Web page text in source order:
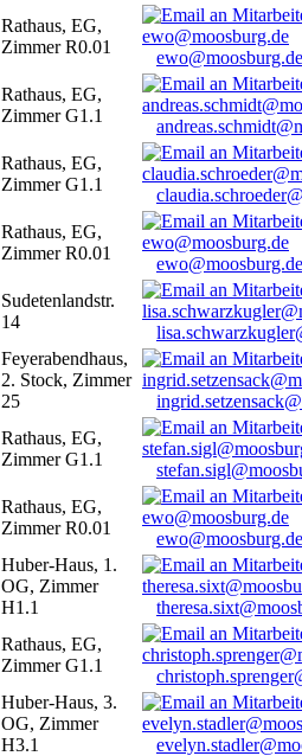
Rathaus, EG,
Zimmer R0.01
ewo@moosburg.de
Rathaus, EG,
Zimmer G1.1
Rathaus, EG,
Zimmer G1.1
Rathaus, EG,
Zimmer R0.01
ewo@moosburg.de
Sudetenlandstr.
14
Feyerabendhaus,
2. Stock, Zimmer
25
Rathaus, EG,
Zimmer G1.1
Rathaus, EG,
Zimmer R0.01
ewo@moosburg.de
Huber-Haus, 1.
OG, Zimmer
H1.1
Rathaus, EG,
Zimmer G1.1
Huber-Haus, 3.
OG, Zimmer
H3.1